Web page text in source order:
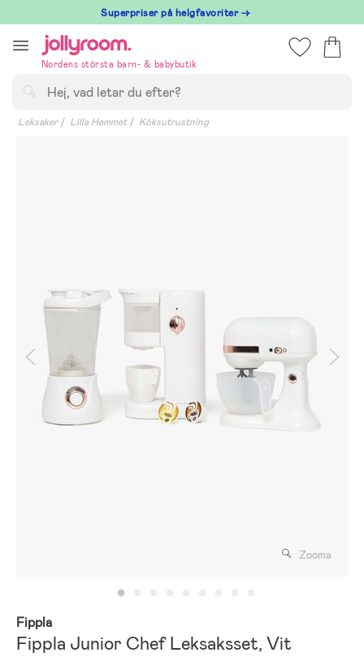
till
innehållet
Superpriser på helgfavoriter →
Nordens största barn- & babybutik
Leksaker Lilla Hemmet Köksutrustning
Zooma
Fippla
Fippla Junior Chef Leksaksset, Vit